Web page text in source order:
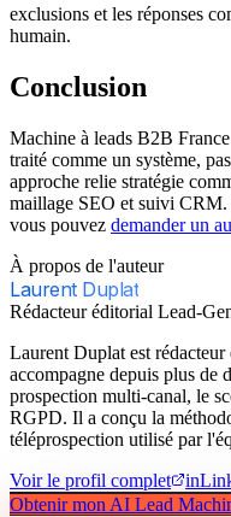
exclusions et les réponses
humain.
Conclusion
Machine à leads B2B
traité comme un système,
approche relie stratégie
maillage SEO et suivi CRM.
vous pouvez demander un
À propos de l'auteur
Laurent Duplat
Rédacteur éditorial Lead-
Laurent Duplat est
accompagne depuis plus de
prospection multi-canal, le
RGPD. Il a conçu la
téléprospection utilisé par
Voir le profil complet
in
Obtenir mon AI Lead